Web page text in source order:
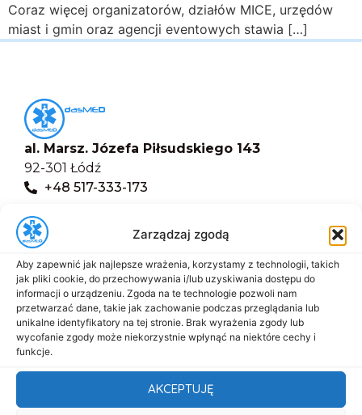
Zarządzaj zgodą
Aby zapewnić jak najlepsze wrażenia, korzystamy z technologii, takich
jak pliki cookie, do przechowywania i/lub uzyskiwania dostępu do
informacji o urządzeniu. Zgoda na te technologie pozwoli nam
przetwarzać dane, takie jak zachowanie podczas przeglądania lub
unikalne identyfikatory na tej stronie. Brak wyrażenia zgody lub
wycofanie zgody może niekorzystnie wpłynąć na niektóre cechy i
funkcje.
AKCEPTUJĘ
Coraz więcej organizatorów, działów MICE, urzędów
miast i gmin oraz agencji eventowych stawia […]
al. Marsz. Józefa Piłsudskiego 143
92-301 Łódź
+48 517-333-173
Menu
Start
O nas
Oferta
Cennik
Kontakt